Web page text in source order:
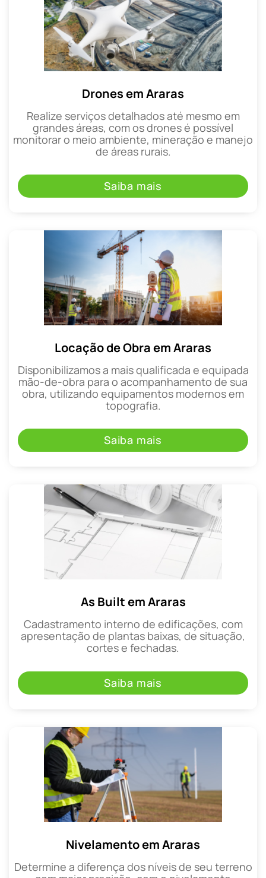
Drones em Araras
Realize serviços detalhados até mesmo em
grandes áreas, com os drones é possível
monitorar o meio ambiente, mineração e manejo
de áreas rurais.
Saiba mais
Locação de Obra em Araras
Disponibilizamos a mais qualificada e equipada
mão-de-obra para o acompanhamento de sua
obra, utilizando equipamentos modernos em
topografia.
Saiba mais
As Built em Araras
Cadastramento interno de edificações, com
apresentação de plantas baixas, de situação,
cortes e fechadas.
Saiba mais
Nivelamento em Araras
Determine a diferença dos níveis de seu terreno